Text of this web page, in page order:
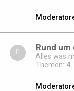
Rund um
Alles was
Themen: 4